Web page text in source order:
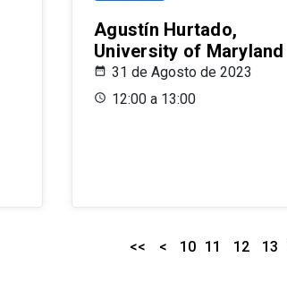
Agustín Hurtado,
University of Maryland
31 de Agosto de 2023
12:00 a 13:00
<< < 10 11 12 13